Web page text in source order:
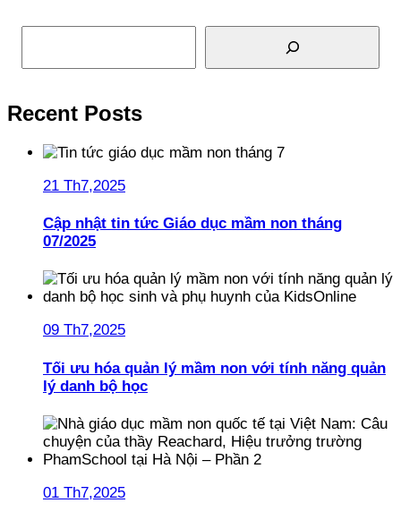
Tìm kiếm
Recent Posts
21 Th7,2025
Cập nhật tin tức Giáo dục mầm non tháng
07/2025
09 Th7,2025
Tối ưu hóa quản lý mầm non với tính năng quản
lý danh bộ học
01 Th7,2025